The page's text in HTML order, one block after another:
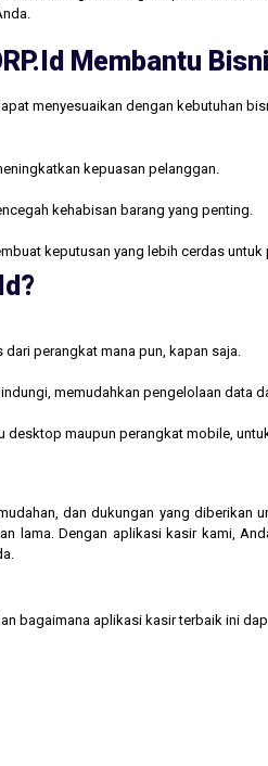
Membantu
menyesuaikan dengan kebutuhan
kepuasan pelanggan.
kehabisan barang yang penting.
keputusan yang lebih cerdas
perangkat mana pun, kapan saja.
memudahkan pengelolaan data
maupun perangkat mobile,
dan dukungan yang diberikan
lama. Dengan aplikasi kasir kami,
bagaimana aplikasi kasir terbaik ini